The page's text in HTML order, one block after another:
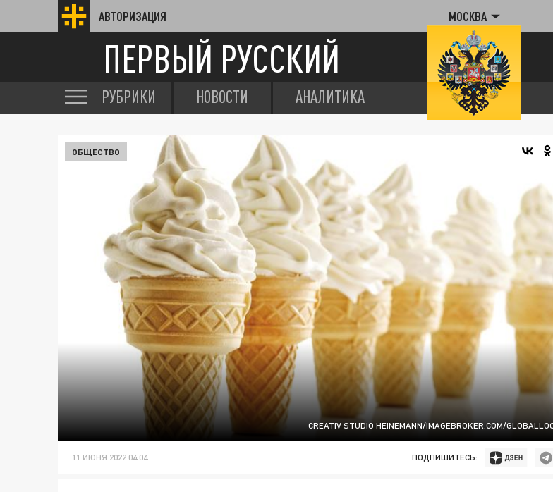
АВТОРИЗАЦИЯ МОСКВА
ПЕРВЫЙ РУССКИЙ
РУБРИКИ НОВОСТИ АНАЛИТИКА
CREATIV STUDIO HEINEMANN/IMAGEBROKER.COM/
ОБЩЕСТВО
11 ИЮНЯ 2022 04:04 ПОДПИШИТЕСЬ: